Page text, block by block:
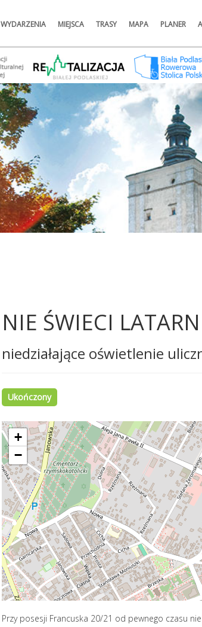
WYDARZENIA MIEJSCA TRASY MAPA PLANER
NIE ŚWIECI
niedziałające oświetlenie
Ukończony
+
−
Przy posesji Francuska 20/21 od pewnego czasu